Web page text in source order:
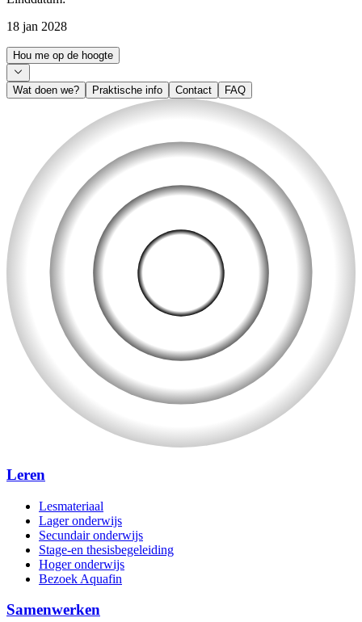
18 jan 2028
Hou me op de hoogte
Wat doen we? Praktische info Contact FAQ
Leren
Lesmateriaal
Lager onderwijs
Secundair onderwijs
Stage-en thesisbegeleiding
Hoger onderwijs
Bezoek Aquafin
Samenwerken